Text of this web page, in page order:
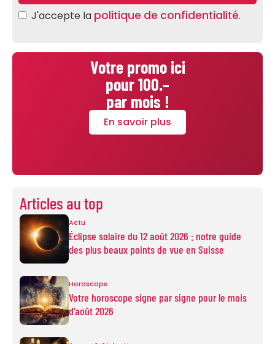
Website
URL *
J'accepte la politique de confidentialité.
Votre promo ici
pour 100.–
par mois !
En savoir plus
Articles au top
Actu
Éclipse solaire du 12 août 2026 : notre guide
des plus beaux points de vue en Suisse
Horoscope
Votre horoscope signe par signe pour le mois
d’août 2026